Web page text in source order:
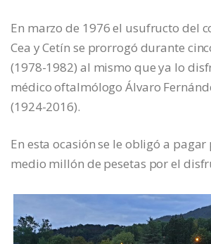
En marzo de 1976 el usufructo del
Cea y Cetín se prorrogó durante
(1978-1982) al mismo que ya lo
médico oftalmólogo Álvaro
(1924-2016).
En esta ocasión se le obligó a
medio millón de pesetas por el